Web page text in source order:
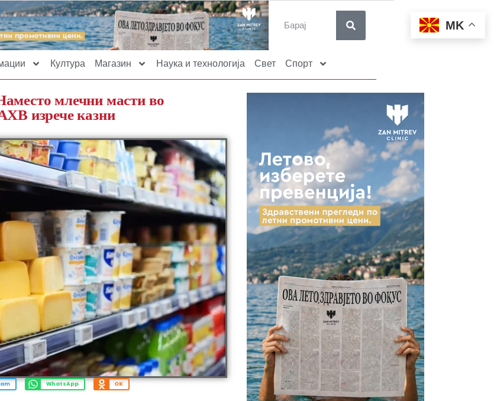
Култура Магазин Наука и технологија Свет Спорт
млечни масти во
изрече казни
WhatsApp OK
MK